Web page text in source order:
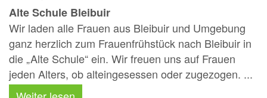
Alte Schule Bleibuir
Wir laden alle Frauen aus Bleibuir und Umgebung
ganz herzlich zum Frauenfrühstück nach Bleibuir in
die „Alte Schule“ ein. Wir freuen uns auf Frauen
jeden Alters, ob alteingesessen oder zugezogen. ...